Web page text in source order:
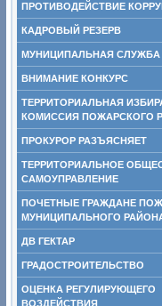
ПРОТИВОДЕЙСТВИЕ
КАДРОВЫЙ РЕЗЕРВ
МУНИЦИПАЛЬНАЯ СЛУЖБА
ВНИМАНИЕ КОНКУРС
ТЕРРИТОРИАЛЬНАЯ
КОМИССИЯ ПОЖАРСКОГО
ПРОКУРОР РАЗЪЯСНЯЕТ
ТЕРРИТОРИАЛЬНОЕ
САМОУПРАВЛЕНИЕ
ПОЧЕТНЫЕ ГРАЖДАНЕ
МУНИЦИПАЛЬНОГО
ДВ ГЕКТАР
ГРАДОСТРОИТЕЛЬСТВО
ОЦЕНКА РЕГУЛИРУЮЩЕГО
ВОЗДЕЙСТВИЯ